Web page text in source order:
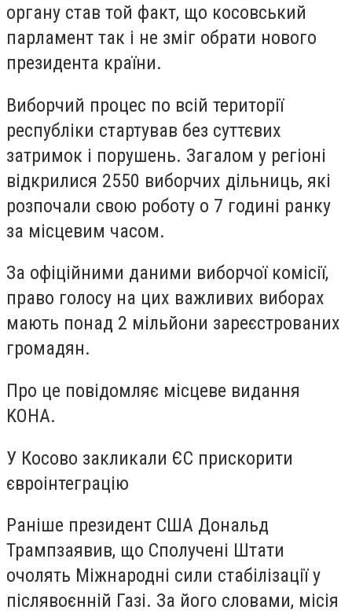
органу став той факт, що косовський
парламент так і не зміг обрати нового
президента країни.
Виборчий процес по всій території
республіки стартував без суттєвих
затримок і порушень. Загалом у регіоні
відкрилися 2550 виборчих дільниць, які
розпочали свою роботу о 7 годині ранку
за місцевим часом.
За офіційними даними виборчої комісії,
право голосу на цих важливих виборах
мають понад 2 мільйони зареєстрованих
громадян.
Про це повідомляє місцеве видання
KOHA.
У Косово закликали ЄС прискорити
євроінтеграцію
Раніше президент США Дональд
Трампзаявив, що Сполучені Штати
очолять Міжнародні сили стабілізації у
післявоєнній Газі. За його словами, місія